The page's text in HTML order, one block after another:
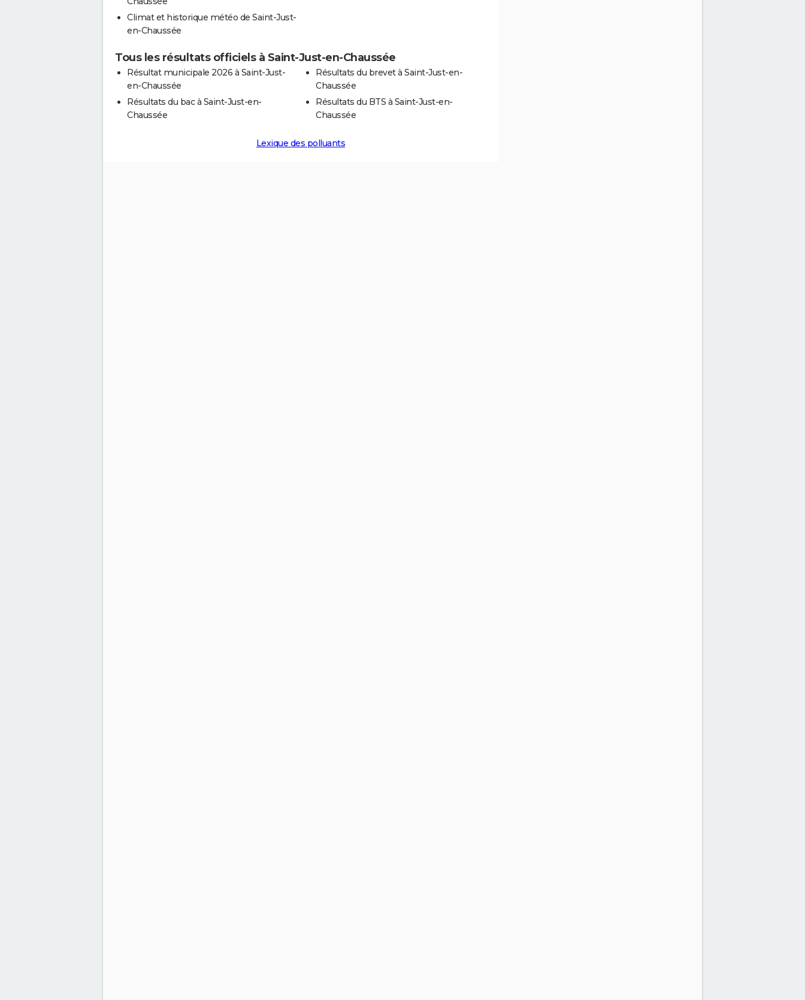
Climat et historique météo de Saint-Just-
en-Chaussée
Tous les résultats officiels à Saint-Just-en-Chaussée
Résultat municipale 2026 à Saint-Just-
en-Chaussée
Résultats du bac à Saint-Just-en-
Chaussée
Résultats du brevet à Saint-Just-en-
Chaussée
Résultats du BTS à Saint-Just-en-
Chaussée
Lexique des polluants